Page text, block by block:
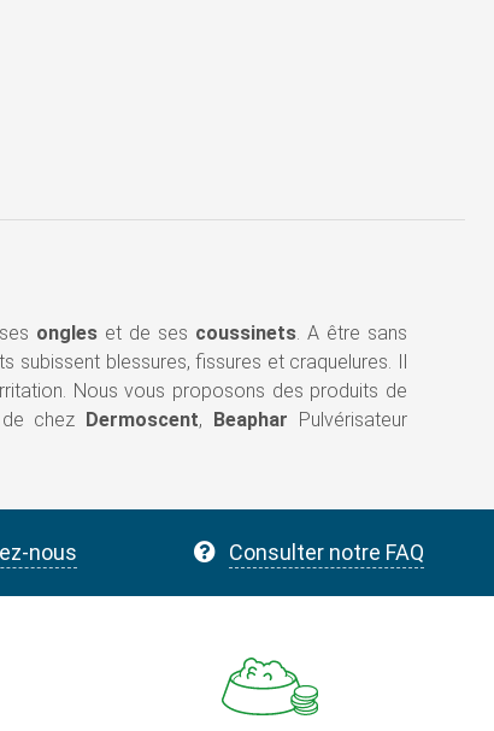
ongleset de ses coussinets. A être sans
blessures, fissures et craquelures. Il
Nous vous proposons des produits de
chez Dermoscent, Beaphar Pulvérisateur
nous Consulter notre FAQ